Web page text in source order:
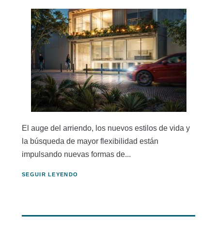
El auge del arriendo, los nuevos estilos de vida y
la búsqueda de mayor flexibilidad están
impulsando nuevas formas de...
SEGUIR LEYENDO